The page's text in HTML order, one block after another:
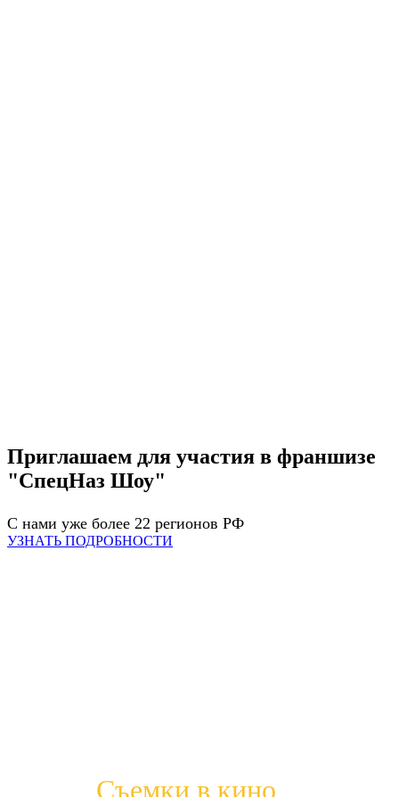
Приглашаем для участия в франшизе
"СпецНаз Шоу"
С нами уже более 22 регионов РФ
УЗНАТЬ ПОДРОБНОСТИ
Съемки в кино